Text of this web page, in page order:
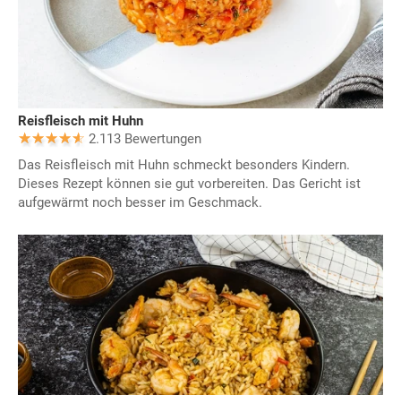
Reisfleisch mit Huhn
2.113 Bewertungen
Das Reisfleisch mit Huhn schmeckt besonders Kindern.
Dieses Rezept können sie gut vorbereiten. Das Gericht ist
aufgewärmt noch besser im Geschmack.